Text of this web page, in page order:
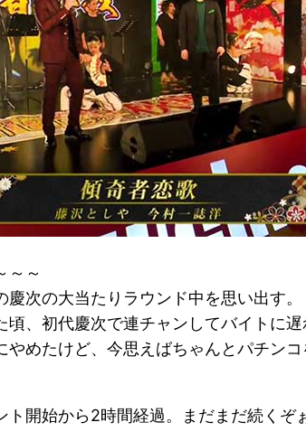
～～
次の大当たりラウンド中を思い出す。
、初代慶次で連チャンしてバイトに遅
やめたけど、今思えばちゃんとパチン
ト開始から2時間経過。まだまだ続くぞ